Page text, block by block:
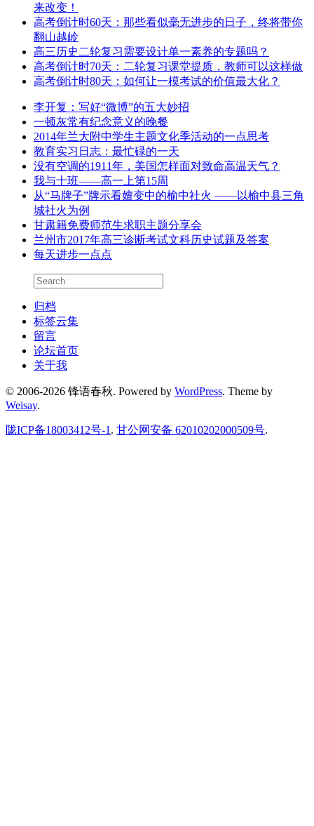
来改变！
高考倒计时60天：那些看似毫无进步的日子，终将带你
翻山越岭
高三历史二轮复习需要设计单一素养的专题吗？
高考倒计时70天：二轮复习课堂提质，教师可以这样做
高考倒计时80天：如何让一模考试的价值最大化？
李开复：写好“微博”的五大妙招
一顿灰常有纪念意义的晚餐
2014年兰大附中学生主题文化季活动的一点思考
教育实习日志：最忙碌的一天
没有空调的1911年，美国怎样面对致命高温天气？
我与十班——高一上第15周
从“马牌子”牌示看嬗变中的榆中社火 ——以榆中县三角
城社火为例
甘肃籍免费师范生求职主题分享会
兰州市2017年高三诊断考试文科历史试题及答案
每天进步一点点
归档
标签云集
留言
论坛首页
关于我
© 2006-2026 锋语春秋. Powered by WordPress. Theme by
Weisay.
陇ICP备18003412号-1 . 甘公网安备 62010202000509号.